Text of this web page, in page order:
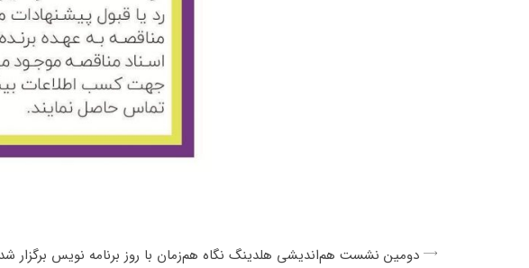
دومین نشست هم‌اندیشی هلدینگ نگاه هم‌زمان با روز برنامه نویس برگزار شد